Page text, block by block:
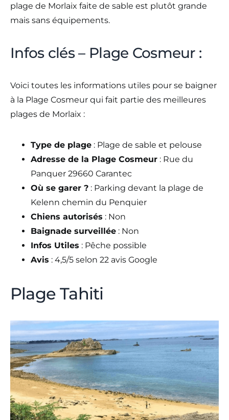
plage de Morlaix faite de sable est plutôt grande
mais sans équipements.
Infos clés – Plage Cosmeur :
Voici toutes les informations utiles pour se baigner
à la Plage Cosmeur qui fait partie des meilleures
plages de Morlaix :
Type de plage : Plage de sable et pelouse
Adresse de la Plage Cosmeur : Rue du
Panquer 29660 Carantec
Où se garer ? : Parking devant la plage de
Kelenn chemin du Penquier
Chiens autorisés : Non
Baignade surveillée : Non
Infos Utiles : Pêche possible
Avis : 4,5/5 selon 22 avis Google
Plage Tahiti